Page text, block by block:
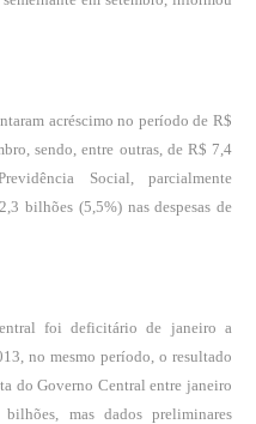
acréscimo no período de R$
sendo, entre outras, de R$ 7,4
Social, parcialmente
bilhões (5,5%) nas despesas de
foi deficitário de janeiro a
no mesmo período, o resultado
do Governo Central entre janeiro
mas dados preliminares